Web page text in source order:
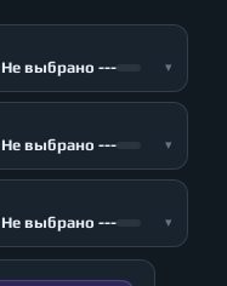
выбрано --- ▾
выбрано --- ▾
выбрано --- ▾